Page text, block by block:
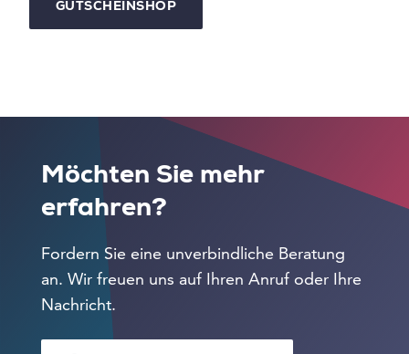
GUTSCHEINSHOP
Möchten Sie mehr
erfahren?
Fordern Sie eine unverbindliche Beratung
an. Wir freuen uns auf Ihren Anruf oder Ihre
Nachricht.